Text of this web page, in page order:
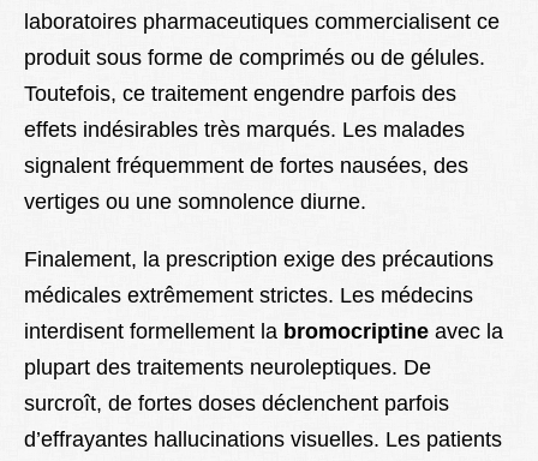
laboratoires pharmaceutiques commercialisent ce
produit sous forme de comprimés ou de gélules.
Toutefois, ce traitement engendre parfois des
effets indésirables très marqués. Les malades
signalent fréquemment de fortes nausées, des
vertiges ou une somnolence diurne.
Finalement, la prescription exige des précautions
médicales extrêmement strictes. Les médecins
interdisent formellement la bromocriptine avec la
plupart des traitements neuroleptiques. De
surcroît, de fortes doses déclenchent parfois
d’effrayantes hallucinations visuelles. Les patients